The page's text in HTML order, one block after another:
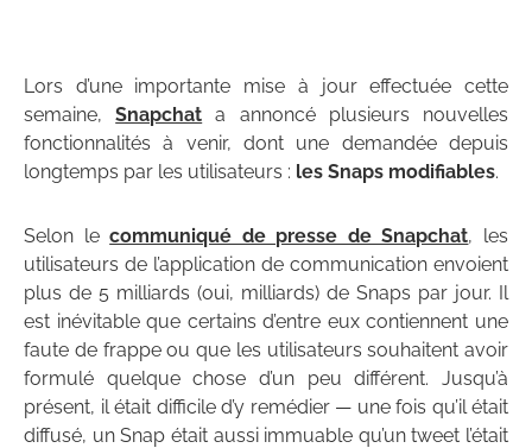
Lors d’une importante mise à jour effectuée cette
semaine,Snapchat a annoncé plusieurs nouvelles
fonctionnalités à venir, dont une demandée depuis
longtemps par les utilisateurs : les Snaps modifiables.
Selon lecommuniqué de presse de Snapchat, les
utilisateurs de l’application de communication envoient
plus de 5 milliards (oui, milliards) de Snaps par jour. Il
est inévitable que certains d’entre eux contiennent une
faute de frappe ou que les utilisateurs souhaitent avoir
formulé quelque chose d’un peu différent. Jusqu’à
présent, il était difficile d’y remédier — une fois qu’il était
diffusé, un Snap était aussi immuable qu’un tweet l’était